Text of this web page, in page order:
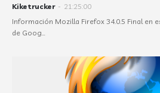
Kiketrucker - 21:25:00
Información Mozilla Firefox 34.0.5 Final en
de Goog…